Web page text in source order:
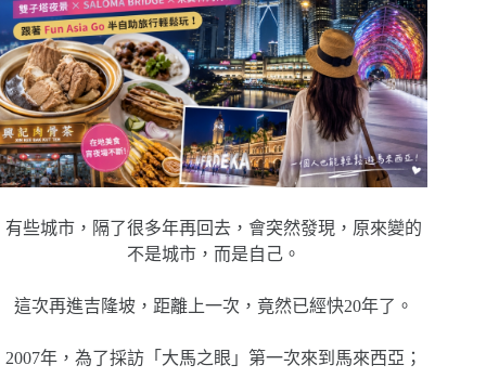
有些城市，隔了很多年再回去，會突然發現，原來變的
不是城市，而是自己。
這次再進吉隆坡，距離上一次，竟然已經快20年了。
2007年，為了採訪「大馬之眼」第一次來到馬來西亞；